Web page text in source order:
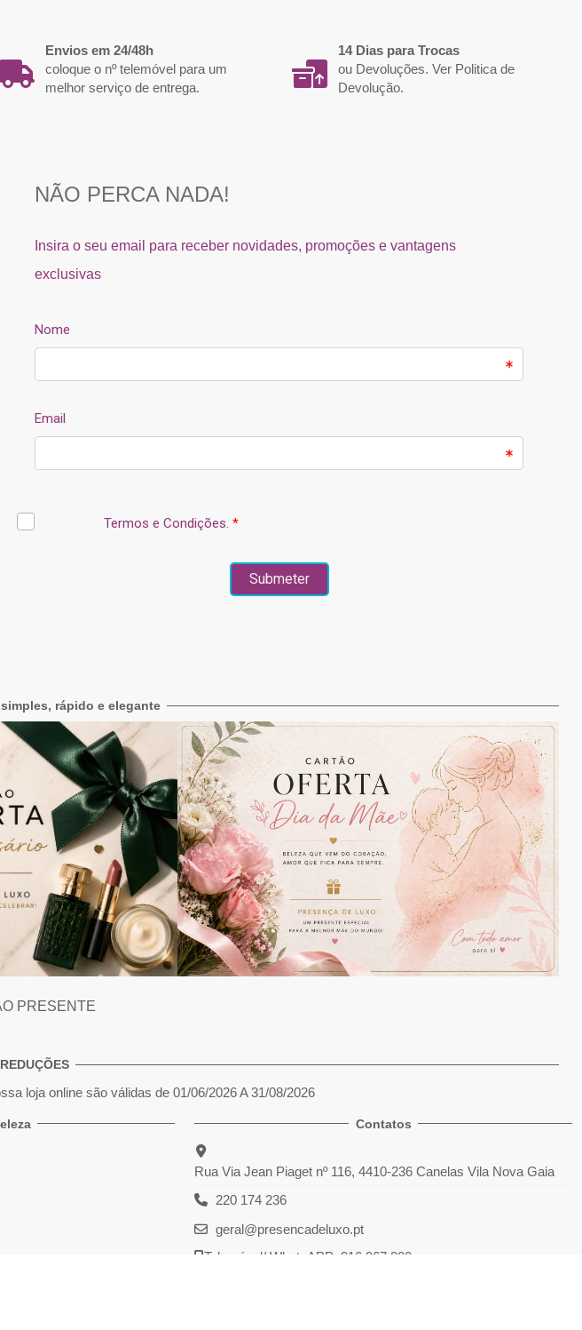
Envios em 24/48h
coloque o nº telemóvel para um
melhor serviço de entrega.
14 Dias para Trocas
ou Devoluções. Ver Politica de
Devolução.
rápido e elegante
PRESENTE
loja online são válidas de 01/06/2026 A 31/08/2026
Contatos
Rua Via Jean Piaget nº 116, 4410-236 Canelas Vila Nova Gaia
220 174 236
geral@presencadeluxo.pt
Telemóvel/ WhatsAPP 916 967 800